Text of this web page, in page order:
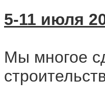
5-11 июля
Мы многое